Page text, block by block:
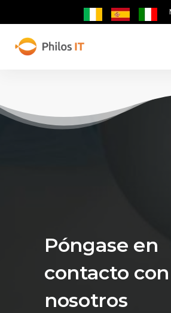
Póngase en
contacto con
nosotros